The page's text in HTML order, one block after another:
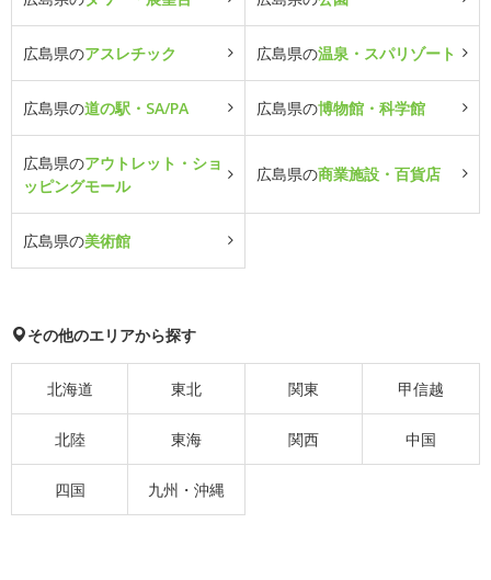
広島県のアスレチック 広島県の温泉・スパリゾート
広島県の道の駅・SA/PA 広島県の博物館・科学館
広島県のアウトレット・ショ
ッピングモール
広島県の商業施設・百貨店
広島県の美術館
その他のエリアから探す
北海道 東北 関東 甲信越
北陸 東海 関西 中国
四国 九州・沖縄